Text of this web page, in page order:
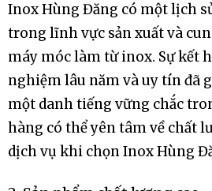
Inox Hùng Đăng có một lịch
trong lĩnh vực sản xuất và
máy móc làm từ inox. Sự kết
nghiệm lâu năm và uy tín đã
một danh tiếng vững chắc
hàng có thể yên tâm về chất
dịch vụ khi chọn Inox Hùng